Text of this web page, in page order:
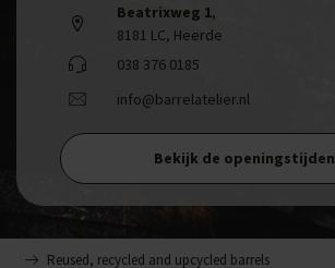
Beatrixweg 1,
8181 LC, Heerde
038 376 0185
info@barrelatelier.nl
Bekijk de openingstijden
Reused, recycled and upcycled barrels